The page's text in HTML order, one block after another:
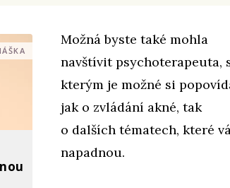
Možná byste také mohla
navštívit psychoterapeuta,
kterým je možné si
jak o zvládání akné, tak
o dalších tématech, které
napadnou.